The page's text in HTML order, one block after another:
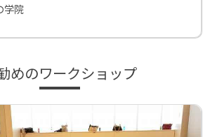
学院
めのワークショップ